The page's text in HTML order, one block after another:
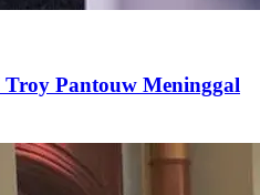
Pantouw Meninggal